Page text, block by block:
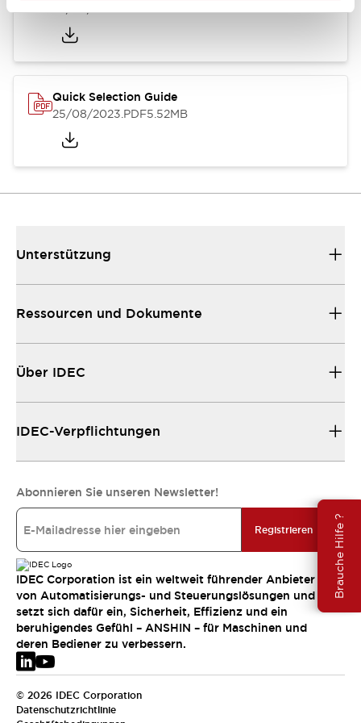
Brauche Hilfe ?
25/08/2023.PDF359.51KB
Quick Selection Guide
25/08/2023.PDF5.52MB
Unterstützung
Ressourcen und Dokumente
Über IDEC
IDEC-Verpflichtungen
Abonnieren Sie unseren Newsletter!
Registrieren
IDEC Corporation ist ein weltweit führender Anbieter
von Automatisierungs- und Steuerungslösungen und
setzt sich dafür ein, Sicherheit, Effizienz und ein
beruhigendes Gefühl – ANSHIN – für Maschinen und
deren Bediener zu verbessern.
© 2026 IDEC Corporation
Datenschutzrichtlinie